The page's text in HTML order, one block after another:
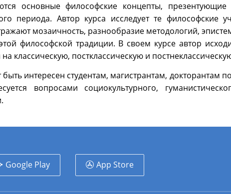
основные философские концепты, презентующие
периода. Автор курса исследует те философские
мозаичность, разнообразие методологий,
философской традиции. В своем курсе автор
классическую, постклассическую и
интересен студентам, магистрантам, докторантам
вопросами социокультурного,
Google Play App Store